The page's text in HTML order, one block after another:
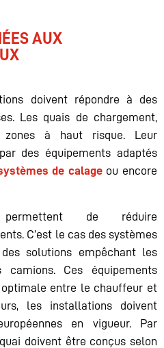
AUX
doivent répondre à des
Les quais de chargement,
à haut risque. Leur
des équipements adaptés
de calageou encore
de réduire
C’est le cas des systèmes
solutions empêchant les
camions. Ces équipements
entre le chauffeur et
les installations doivent
en vigueur. Par
doivent être conçus selon